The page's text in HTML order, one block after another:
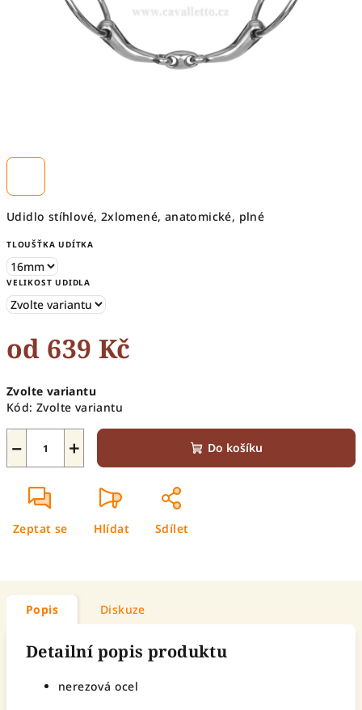
Udidlo stíhlové, 2xlomené, anatomické, plné
TLOUŠŤKA UDÍTKA
VELIKOST UDIDLA
od 639 Kč
cena:
Zvolte variantu
Kód: Zvolte variantu
+
− Do košíku
Zeptat se Hlídat Sdílet
Popis Diskuze
Detailní popis produktu
nerezová ocel